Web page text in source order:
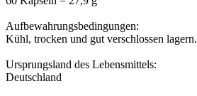
Aufbewahrungsbedingungen:
Kühl, trocken und gut verschlossen lagern.
Ursprungsland des Lebensmittels:
Deutschland